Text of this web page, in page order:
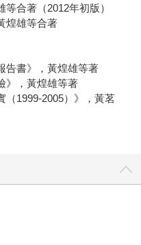
合著（2012年初版）
煌雄等合著
告書》，黃煌雄等著
》，黃煌雄等著
（1999-2005）》，黃茗